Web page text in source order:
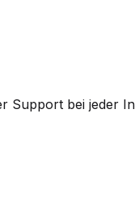
Support bei jeder